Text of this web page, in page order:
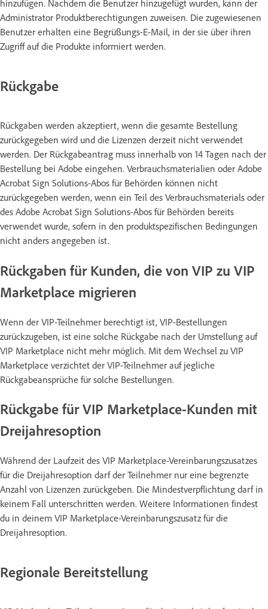
hinzufügen. Nachdem die Benutzer hinzugefügt wurden, kann der
Administrator Produktberechtigungen zuweisen. Die zugewiesenen
Benutzer erhalten eine Begrüßungs-E-Mail, in der sie über ihren
Zugriff auf die Produkte informiert werden.
Rückgabe
Rückgaben werden akzeptiert, wenn die gesamte Bestellung
zurückgegeben wird und die Lizenzen derzeit nicht verwendet
werden. Der Rückgabeantrag muss innerhalb von 14 Tagen nach der
Bestellung bei Adobe eingehen. Verbrauchsmaterialien oder Adobe
Acrobat Sign Solutions-Abos für Behörden können nicht
zurückgegeben werden, wenn ein Teil des Verbrauchsmaterials oder
des Adobe Acrobat Sign Solutions-Abos für Behörden bereits
verwendet wurde, sofern in den produktspezifischen Bedingungen
nicht anders angegeben ist.
Rückgaben für Kunden, die von VIP zu VIP
Marketplace migrieren
Wenn der VIP-Teilnehmer berechtigt ist, VIP-Bestellungen
zurückzugeben, ist eine solche Rückgabe nach der Umstellung auf
VIP Marketplace nicht mehr möglich. Mit dem Wechsel zu VIP
Marketplace verzichtet der VIP-Teilnehmer auf jegliche
Rückgabeansprüche für solche Bestellungen.
Rückgabe für VIP Marketplace-Kunden mit
Dreijahresoption
Während der Laufzeit des VIP Marketplace-Vereinbarungszusatzes
für die Dreijahresoption darf der Teilnehmer nur eine begrenzte
Anzahl von Lizenzen zurückgeben. Die Mindestverpflichtung darf in
keinem Fall unterschritten werden. Weitere Informationen findest
du in deinem VIP Marketplace-Vereinbarungszusatz für die
Dreijahresoption.
Regionale Bereitstellung